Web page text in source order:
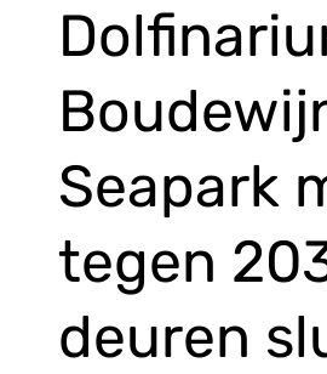
Seapark
tegen
deuren